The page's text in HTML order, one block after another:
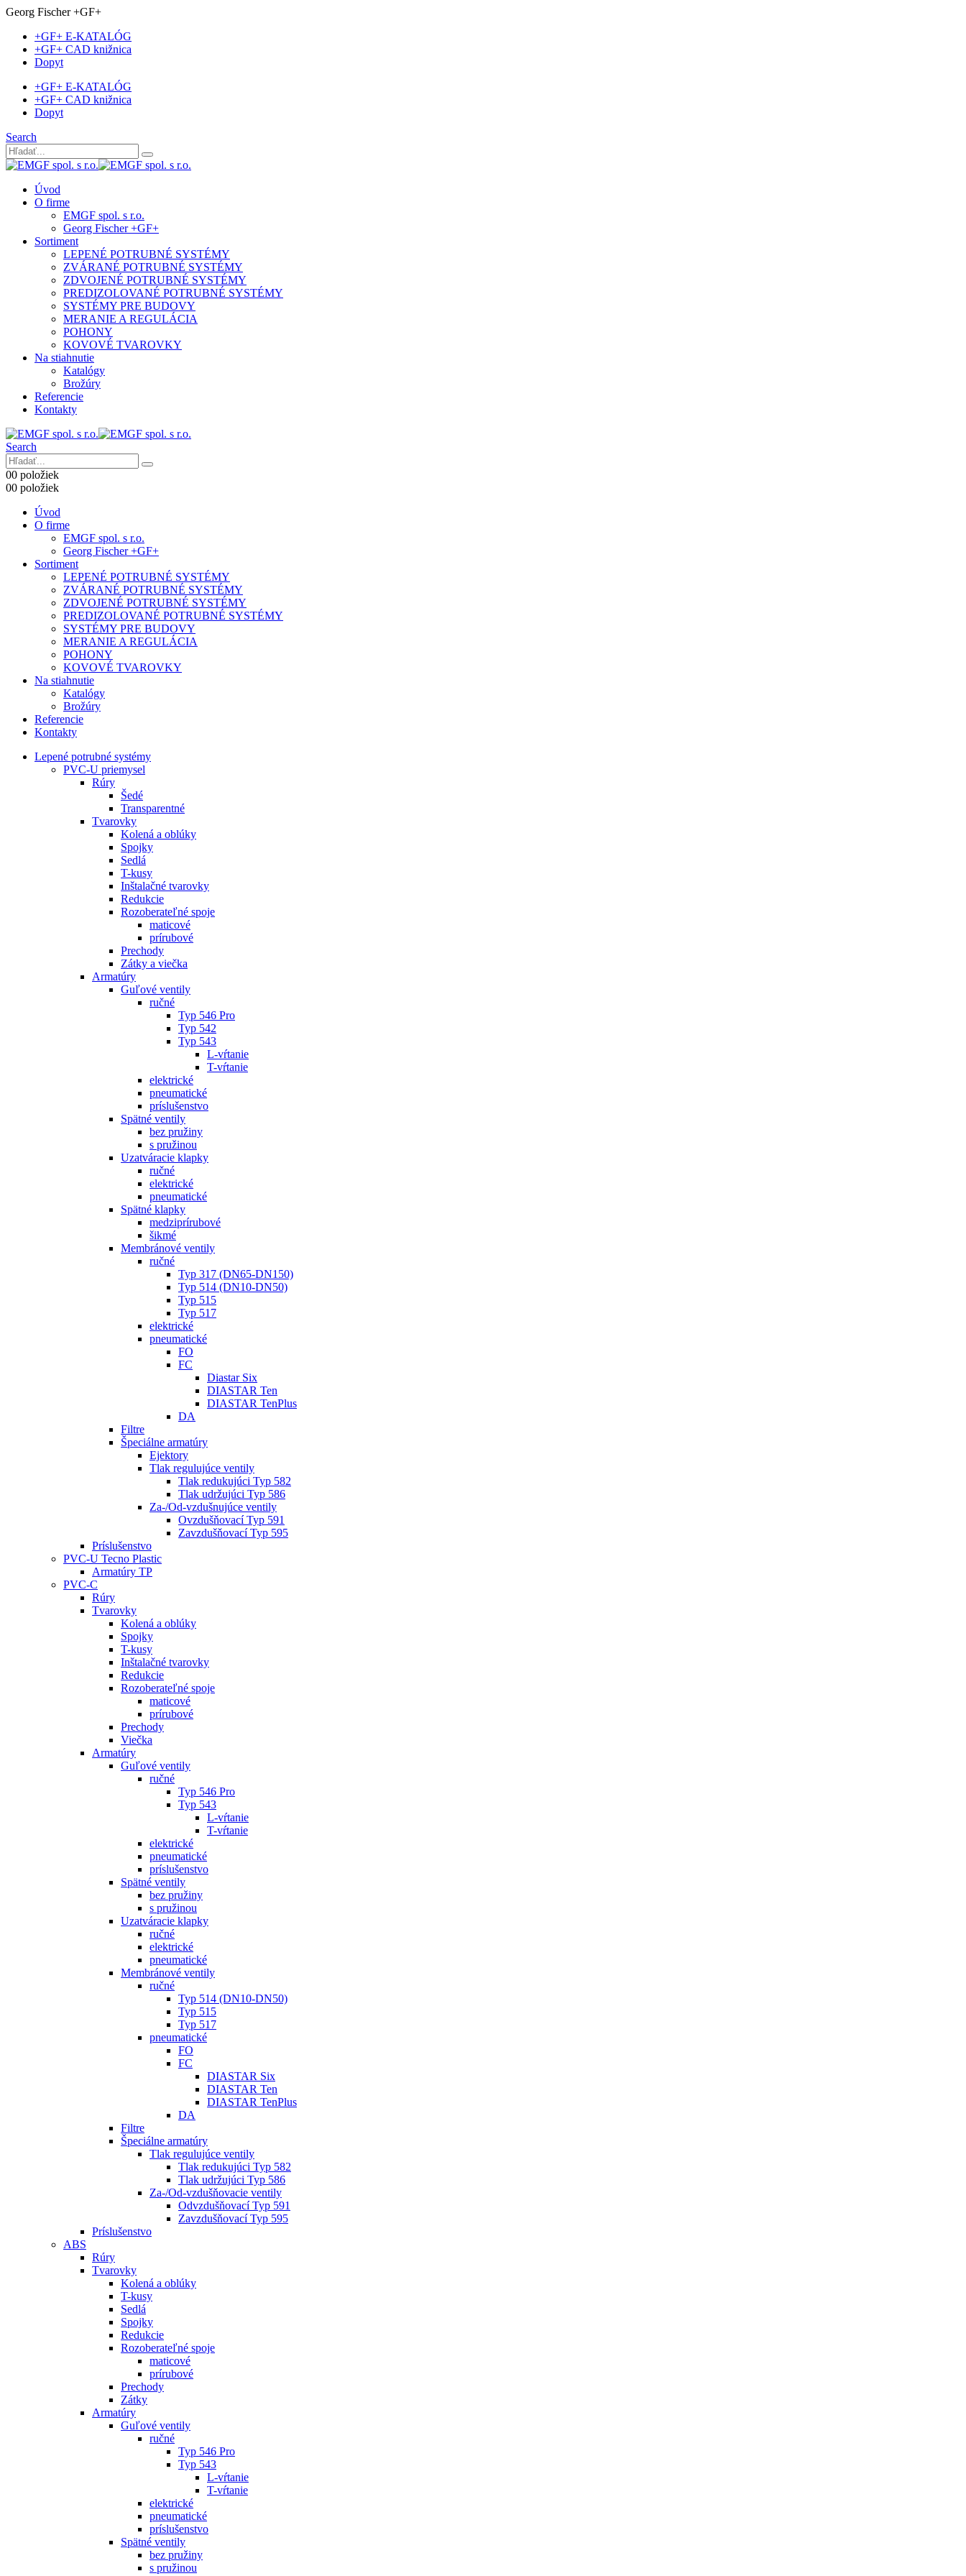
Georg Fischer +GF+
+GF+ E-KATALÓG
+GF+ CAD knižnica
Dopyt
+GF+ E-KATALÓG
+GF+ CAD knižnica
Dopyt
Search
Úvod
O firme
EMGF spol. s r.o.
Georg Fischer +GF+
Sortiment
LEPENÉ POTRUBNÉ SYSTÉMY
ZVÁRANÉ POTRUBNÉ SYSTÉMY
ZDVOJENÉ POTRUBNÉ SYSTÉMY
PREDIZOLOVANÉ POTRUBNÉ SYSTÉMY
SYSTÉMY PRE BUDOVY
MERANIE A REGULÁCIA
POHONY
KOVOVÉ TVAROVKY
Na stiahnutie
Katalógy
Brožúry
Referencie
Kontakty
Search
00 položiek
00 položiek
Úvod
O firme
EMGF spol. s r.o.
Georg Fischer +GF+
Sortiment
LEPENÉ POTRUBNÉ SYSTÉMY
ZVÁRANÉ POTRUBNÉ SYSTÉMY
ZDVOJENÉ POTRUBNÉ SYSTÉMY
PREDIZOLOVANÉ POTRUBNÉ SYSTÉMY
SYSTÉMY PRE BUDOVY
MERANIE A REGULÁCIA
POHONY
KOVOVÉ TVAROVKY
Na stiahnutie
Katalógy
Brožúry
Referencie
Kontakty
Lepené potrubné systémy
PVC-U priemysel
Rúry
Šedé
Transparentné
Tvarovky
Kolená a oblúky
Spojky
Sedlá
T-kusy
Inštalačné tvarovky
Redukcie
Rozoberateľné spoje
maticové
prírubové
Prechody
Zátky a viečka
Armatúry
Guľové ventily
ručné
Typ 546 Pro
Typ 542
Typ 543
L-vŕtanie
T-vŕtanie
elektrické
pneumatické
príslušenstvo
Spätné ventily
bez pružiny
s pružinou
Uzatváracie klapky
ručné
elektrické
pneumatické
Spätné klapky
medziprírubové
šikmé
Membránové ventily
ručné
Typ 317 (DN65-DN150)
Typ 514 (DN10-DN50)
Typ 515
Typ 517
elektrické
pneumatické
FO
FC
Diastar Six
DIASTAR Ten
DIASTAR TenPlus
DA
Filtre
Špeciálne armatúry
Ejektory
Tlak regulujúce ventily
Tlak redukujúci Typ 582
Tlak udržujúci Typ 586
Za-/Od-vzdušnujúce ventily
Ovzdušňovací Typ 591
Zavzdušňovací Typ 595
Príslušenstvo
PVC-U Tecno Plastic
Armatúry TP
PVC-C
Rúry
Tvarovky
Kolená a oblúky
Spojky
T-kusy
Inštalačné tvarovky
Redukcie
Rozoberateľné spoje
maticové
prírubové
Prechody
Viečka
Armatúry
Guľové ventily
ručné
Typ 546 Pro
Typ 543
L-vŕtanie
T-vŕtanie
elektrické
pneumatické
príslušenstvo
Spätné ventily
bez pružiny
s pružinou
Uzatváracie klapky
ručné
elektrické
pneumatické
Membránové ventily
ručné
Typ 514 (DN10-DN50)
Typ 515
Typ 517
pneumatické
FO
FC
DIASTAR Six
DIASTAR Ten
DIASTAR TenPlus
DA
Filtre
Špeciálne armatúry
Tlak regulujúce ventily
Tlak redukujúci Typ 582
Tlak udržujúci Typ 586
Za-/Od-vzdušňovacie ventily
Odvzdušňovací Typ 591
Zavzdušňovací Typ 595
Príslušenstvo
ABS
Rúry
Tvarovky
Kolená a oblúky
T-kusy
Sedlá
Spojky
Redukcie
Rozoberateľné spoje
maticové
prírubové
Prechody
Zátky
Armatúry
Guľové ventily
ručné
Typ 546 Pro
Typ 543
L-vŕtanie
T-vŕtanie
elektrické
pneumatické
príslušenstvo
Spätné ventily
bez pružiny
s pružinou